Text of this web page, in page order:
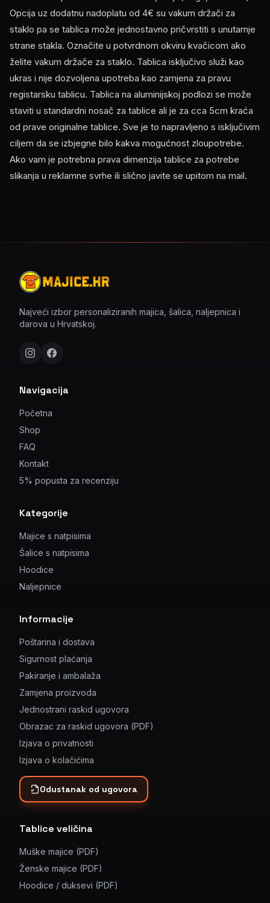
Opcija uz dodatnu nadoplatu od 4€ su vakum držači za
staklo pa se tablica može jednostavno pričvrstiti s unutarnje
strane stakla. Označite u potvrdnom okviru kvačicom ako
želite vakum držače za staklo. Tablica isključivo služi kao
ukras i nije dozvoljena upotreba kao zamjena za pravu
registarsku tablicu. Tablica na aluminijskoj podlozi se može
staviti u standardni nosač za tablice ali je za cca 5cm kraća
od prave originalne tablice. Sve je to napravljeno s isključivim
ciljem da se izbjegne bilo kakva mogućnost zloupotrebe.
Ako vam je potrebna prava dimenzija tablice za potrebe
slikanja u reklamne svrhe ili slično javite se upitom na mail.
Najveći izbor personaliziranih majica, šalica, naljepnica i
darova u Hrvatskoj.
Navigacija
Početna
Shop
FAQ
Kontakt
5% popusta za recenziju
Kategorije
Majice s natpisima
Šalice s natpisima
Hoodice
Naljepnice
Informacije
Poštarina i dostava
Sigurnost plaćanja
Pakiranje i ambalaža
Zamjena proizvoda
Jednostrani raskid ugovora
Obrazac za raskid ugovora (PDF)
Izjava o privatnosti
Izjava o kolačićima
Odustanak od ugovora
Tablice veličina
Muške majice (PDF)
Ženske majice (PDF)
Hoodice / duksevi (PDF)